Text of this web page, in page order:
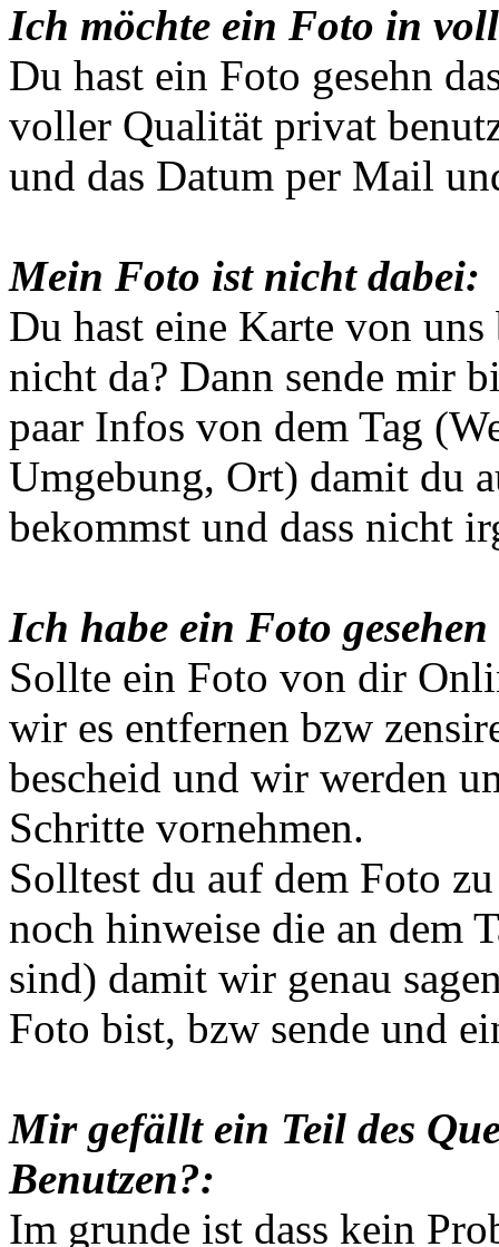
Ich möchte ein Foto in
Du hast ein Foto gesehn
voller Qualität privat
und das Datum per Mail
Mein Foto ist nicht dabei:
Du hast eine Karte von
nicht da? Dann sende mir
paar Infos von dem Tag
Umgebung, Ort) damit du
bekommst und dass nicht
Ich habe ein Foto
Sollte ein Foto von dir
wir es entfernen bzw
bescheid und wir werden
Schritte vornehmen.
Solltest du auf dem Foto
noch hinweise die an dem
sind) damit wir genau
Foto bist, bzw sende und
Mir gefällt ein Teil des
Benutzen?:
Im grunde ist dass kein